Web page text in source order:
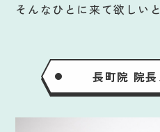
そんなひとに来て欲しい
長町院 院